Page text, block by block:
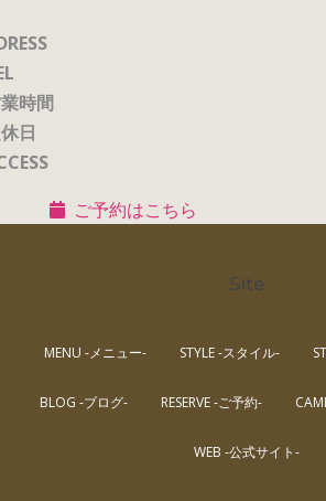
時間
日
ご予約はこちら
Site
MENU -メニュー- STYLE -スタイル-
BLOG -ブログ- RESERVE -ご予約-
WEB -公式サイト-